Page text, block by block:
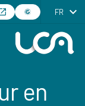
FR
en